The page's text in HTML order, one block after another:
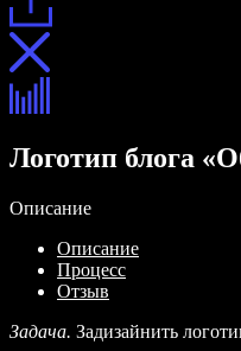
Логотип блога
Описание
Описание
Процесс
Отзыв
Задача. Задизайнить